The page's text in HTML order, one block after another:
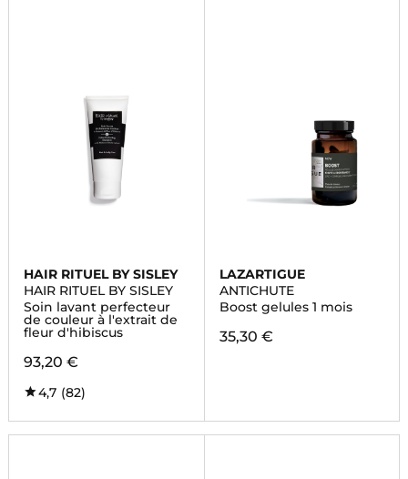
HAIR RITUEL BY SISLEY
HAIR RITUEL BY SISLEY
Soin lavant perfecteur
de couleur à l'extrait de
fleur d'hibiscus
93,20 €
4,7 (82)
LAZARTIGUE
ANTICHUTE
Boost gelules 1 mois
35,30 €